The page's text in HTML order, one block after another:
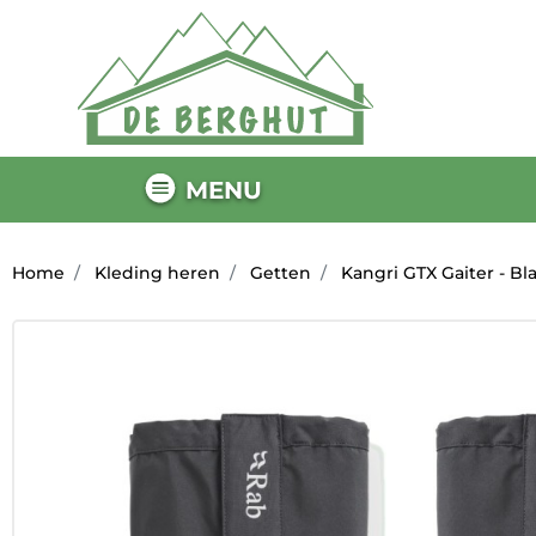
MENU
Home Kleding heren Getten Kangri GTX Gaiter -